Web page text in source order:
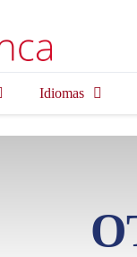
Idiomas